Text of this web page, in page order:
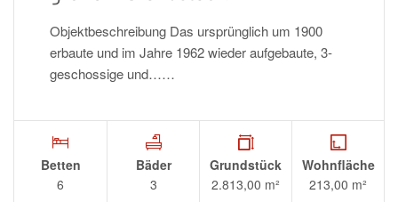
Objektbeschreibung Das ursprünglich um 1900
erbaute und im Jahre 1962 wieder aufgebaute, 3-
geschossige und……
Betten
6
Bäder
3
Grundstück
2.813,00 m²
Wohnfläche
213,00 m²